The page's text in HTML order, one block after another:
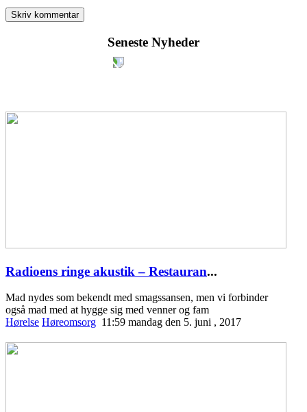
Seneste Nyheder
Radioens ringe akustik – Restauran...
Mad nydes som bekendt med smagssansen, men vi forbinder
også mad med at hygge sig med venner og fam
Hørelse Høreomsorg 11:59 mandag den 5. juni , 2017